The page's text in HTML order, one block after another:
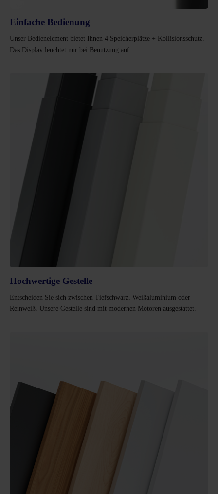
Einfache Bedienung
Unser Bedienelement bietet Ihnen 4 Speicherplätze + Kollisionsschutz.
Das Display leuchtet nur bei Benutzung auf.
Hochwertige Gestelle
Entscheiden Sie sich zwischen Tiefschwarz, Weißaluminium oder
Reinweiß. Unsere Gestelle sind mit modernen Motoren ausgestattet.